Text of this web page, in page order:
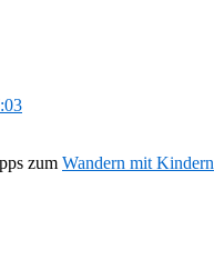
zum Wandern mit Kindern